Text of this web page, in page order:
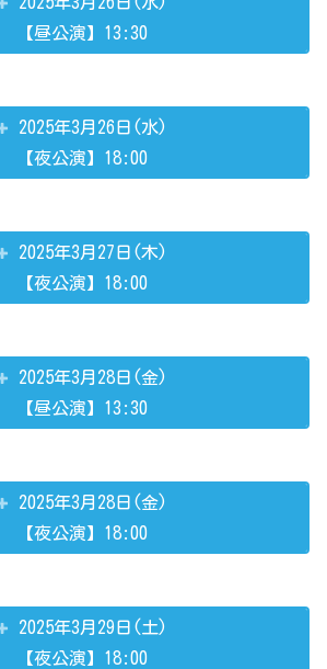
【昼公演】13:30
2025年3月26日(水)
【夜公演】18:00
2025年3月27日(木)
【夜公演】18:00
2025年3月28日(金)
【昼公演】13:30
2025年3月28日(金)
【夜公演】18:00
2025年3月29日(土)
【夜公演】18:00